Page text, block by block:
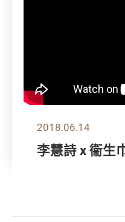
2018.06.14
李慧詩 x 衞生